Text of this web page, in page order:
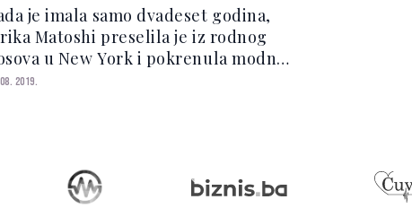
je imala samo dvadeset godina,
Matoshi preselila je iz rodnog
u New York i pokrenula modni
koji nosi njezino ime, a koji je u
2019.